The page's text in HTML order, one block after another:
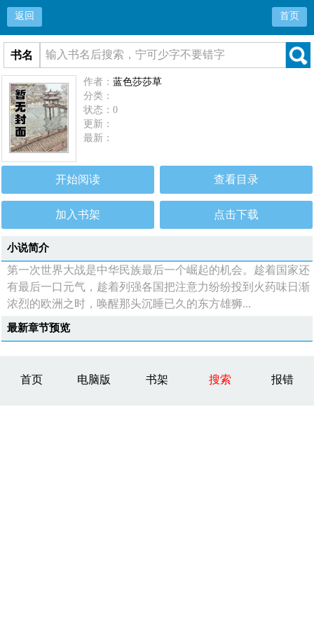
返回 首页
书名
作者：蓝色莎莎草
分类：
状态：0
更新：
最新：
开始阅读 查看目录
加入书架 点击下载
小说简介
第一次世界大战是中华民族最后一个崛起的机会。趁着国家还
有最后一口元气，趁着列强各国把注意力纷纷投到火药味日渐
浓烈的欧洲之时，唤醒那头沉睡已久的东方雄狮...
最新章节预览
首页 电脑版 书架 搜索 报错